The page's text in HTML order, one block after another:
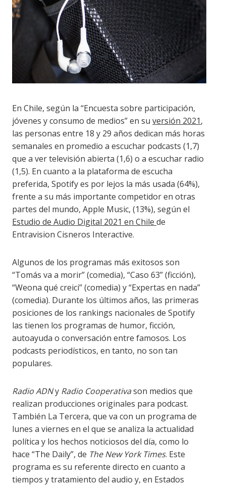
En Chile, según la “Encuesta sobre participación,
jóvenes y consumo de medios” en suversión 2021,
las personas entre 18 y 29 años dedican más horas
semanales en promedio a escuchar podcasts (1,7)
que a ver televisión abierta (1,6) o a escuchar radio
(1,5). En cuanto a la plataforma de escucha
preferida, Spotify es por lejos la más usada (64%),
frente a su más importante competidor en otras
partes del mundo, Apple Music, (13%), según el
Estudio de Audio Digital 2021 en Chilede
Entravision Cisneros Interactive.
Algunos de los programas más exitosos son
“Tomás va a morir” (comedia), “Caso 63” (ficción),
“Weona qué creici” (comedia) y “Expertas en nada”
(comedia). Durante los últimos años, las primeras
posiciones de los rankings nacionales de Spotify
las tienen los programas de humor, ficción,
autoayuda o conversación entre famosos. Los
podcasts periodísticos, en tanto, no son tan
populares.
Radio ADNy Radio Cooperativason medios que
realizan producciones originales para podcast.
También La Tercera, que va con un programa de
lunes a viernes en el que se analiza la actualidad
política y los hechos noticiosos del día, como lo
hace “The Daily”, de The New York Times. Este
programa es su referente directo en cuanto a
tiempos y tratamiento del audio y, en Estados